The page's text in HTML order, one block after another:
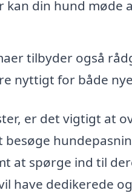
kan din hund møde
tilbyder også
nyttigt for både
er det vigtigt at
at spørge ind til
have dedikerede